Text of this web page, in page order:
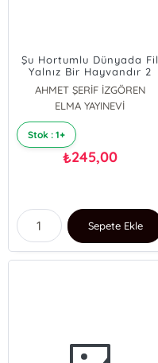
Şu Hortumlu Dünyada Fil
Yalnız Bir Hayvandır 2
(Yeşil Kapak); İletişim,
Başarı ve Hayat Üzerine
AHMET ŞERİF İZGÖREN
ELMA YAYINEVİ
Stok : 1+
₺245,00
Sepete Ekle